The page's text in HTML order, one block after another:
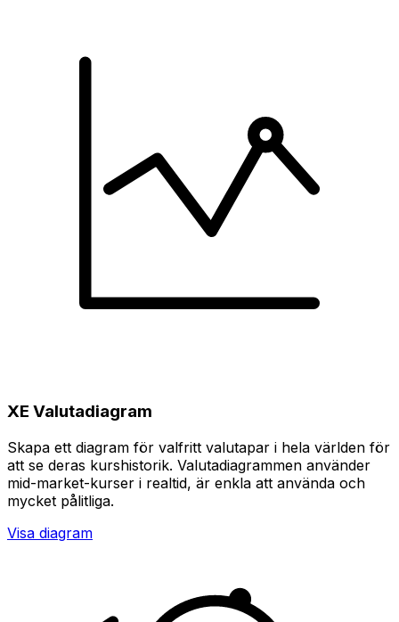
XE Valutadiagram
Skapa ett diagram för valfritt valutapar i hela världen för
att se deras kurshistorik. Valutadiagrammen använder
mid-market-kurser i realtid, är enkla att använda och
mycket pålitliga.
Visa diagram